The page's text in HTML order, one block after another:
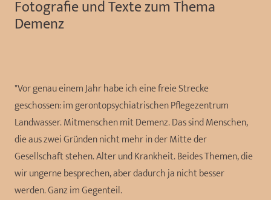
Fotografie und Texte zum Thema
Demenz
"Vor genau einem Jahr habe ich eine freie Strecke
geschossen: im gerontopsychiatrischen Pflegezentrum
Landwasser. Mitmenschen mit Demenz. Das sind Menschen,
die aus zwei Gründen nicht mehr in der Mitte der
Gesellschaft stehen. Alter und Krankheit. Beides Themen, die
wir ungerne besprechen, aber dadurch ja nicht besser
werden. Ganz im Gegenteil.